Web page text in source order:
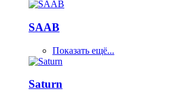
SAAB
Показать ещё...
Saturn